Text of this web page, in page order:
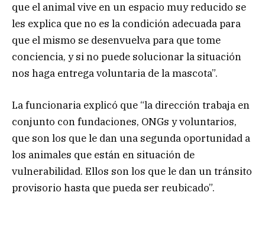
que el animal vive en un espacio muy reducido se
les explica que no es la condición adecuada para
que el mismo se desenvuelva para que tome
conciencia, y si no puede solucionar la situación
nos haga entrega voluntaria de la mascota”.
La funcionaria explicó que “la dirección trabaja en
conjunto con fundaciones, ONGs y voluntarios,
que son los que le dan una segunda oportunidad a
los animales que están en situación de
vulnerabilidad. Ellos son los que le dan un tránsito
provisorio hasta que pueda ser reubicado”.